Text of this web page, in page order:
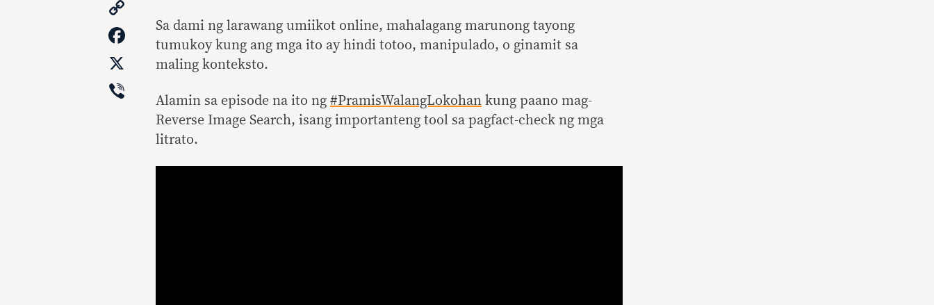
Link
Facebook
Viber
Sa dami ng larawang umiikot online, mahalagang marunong tayong
tumukoy kung ang mga ito ay hindi totoo, manipulado, o ginamit sa
maling konteksto.
Alamin sa episode na ito ng #PramisWalangLokohan kung paano mag-
Reverse Image Search, isang importanteng tool sa pagfact-check ng mga
litrato.